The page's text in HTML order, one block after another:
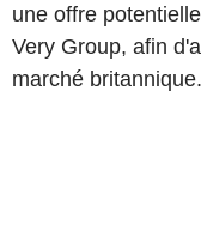
une offre
Very Group, afin
marché britannique.